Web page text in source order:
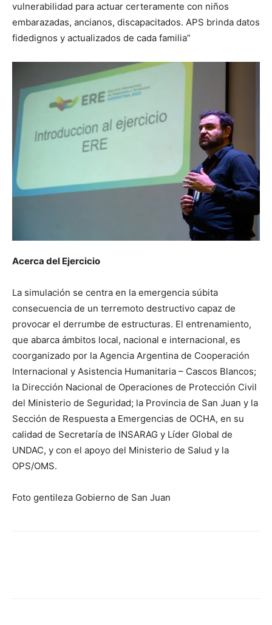
vulnerabilidad para actuar certeramente con niños
embarazadas, ancianos, discapacitados. APS brinda datos
fidedignos y actualizados de cada familia”
Acerca del Ejercicio
La simulación se centra en la emergencia súbita
consecuencia de un terremoto destructivo capaz de
provocar el derrumbe de estructuras. El entrenamiento,
que abarca ámbitos local, nacional e internacional, es
coorganizado por la Agencia Argentina de Cooperación
Internacional y Asistencia Humanitaria – Cascos Blancos;
la Dirección Nacional de Operaciones de Protección Civil
del Ministerio de Seguridad; la Provincia de San Juan y la
Sección de Respuesta a Emergencias de OCHA, en su
calidad de Secretaría de INSARAG y Líder Global de
UNDAC, y con el apoyo del Ministerio de Salud y la
OPS/OMS.
Foto gentileza Gobierno de San Juan